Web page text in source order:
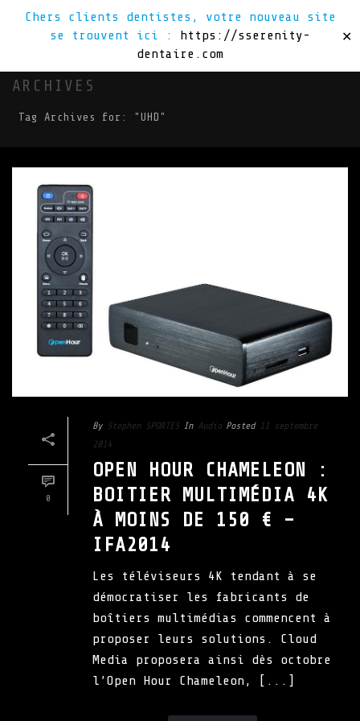
Chers clients dentistes, votre nouveau site
se trouvent ici : https://sserenity-
dentaire.com
✕
ARCHIVES
Tag Archives for: "UHD"
0
By Stephen SPORTES In Audio Posted 11 septembre
2014
OPEN HOUR CHAMELEON :
BOITIER MULTIMÉDIA 4K
À MOINS DE 150 € –
IFA2014
Les téléviseurs 4K tendant à se
démocratiser les fabricants de
boîtiers multimédias commencent à
proposer leurs solutions. Cloud
Media proposera ainsi dès octobre
l’Open Hour Chameleon, [...]